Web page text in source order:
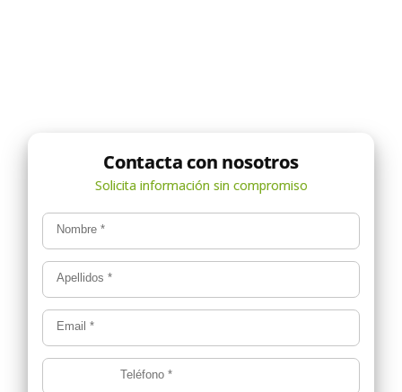
Nombre*
Apellidos*
Email*
Teléfono*